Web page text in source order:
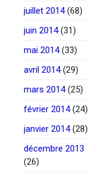
juillet 2014(68)
juin 2014(31)
mai 2014(33)
avril 2014(29)
mars 2014(25)
février 2014(24)
janvier 2014(28)
décembre 2013
(26)